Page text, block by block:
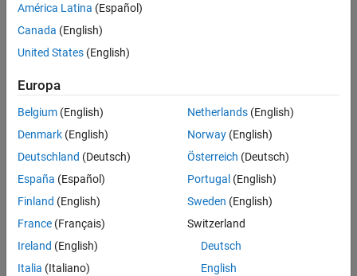
MATLAB über Ihre Universität
und Simulink. Wenn Ihre Universität einen Campusweiten
Zugriff bietet und Sie einen MathWorks Account mit Ihrer
studentischen E-Mail-Adresse erstellen, können Sie
MATLAB erhalten
América Latina (Español)
Canada (English)
United States (English)
Europa
Belgium (English)
Denmark (English)
Deutschland (Deutsch)
España (Español)
Finland (English)
France (Français)
Ireland (English)
Italia (Italiano)
Netherlands(English)
Norway(English)
Österreich (Deutsch)
Portugal (English)
Sweden (English)
Switzerland
Deutsch
English